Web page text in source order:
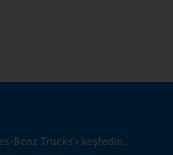
Benz Trucks'ı keşfedin.